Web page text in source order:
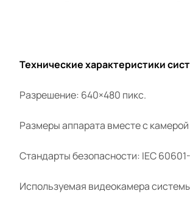
Технические характеристики
Разрешение: 640×480 пикс.
Размеры аппарата вместе с
Стандарты безопасности: IEC
Используемая видеокамера